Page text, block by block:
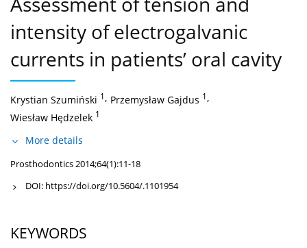
intensity of electrogalvanic
currents in patients’ oral cavity
Krystian Szumiński 1, Przemysław Gajdus 1,
Wiesław Hędzelek 1
More details
Prosthodontics 2014;64(1):11-18
DOI: https://doi.org/10.5604/.1101954
KEYWORDS